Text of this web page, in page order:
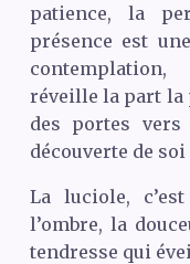
patience, la
présence est
réveille la part la
des portes vers
découverte de
La luciole,
l’ombre, la
tendresse qui